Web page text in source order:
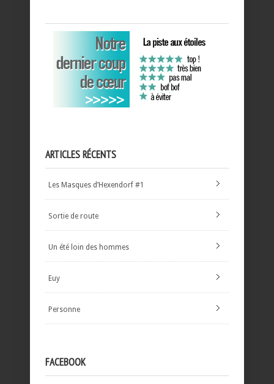
ARTICLES RÉCENTS
Les Masques d’Hexendorf #1
Sortie de route
Un été loin des hommes
Euy
Personne
FACEBOOK